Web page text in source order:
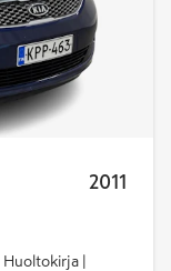
2011
|